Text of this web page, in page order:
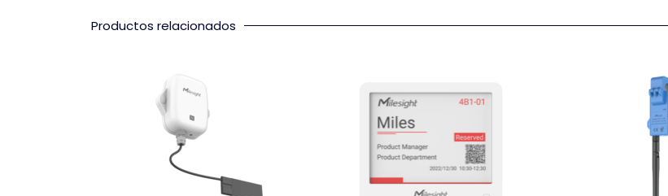
Productos relacionados